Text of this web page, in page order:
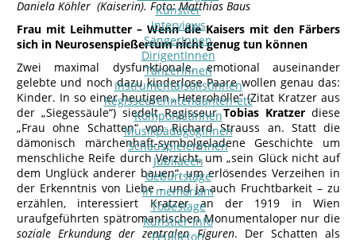
Künstler
Interviews
SängerInnen
DirigentInnen
TänzerInnen
InstrumentalsolistInnen
Regisseure/Intendanten-etc
KomponistInnen
MusikpädagogInnen
SchauspielerInnen
Jubilaeen
Geburtstage
In memoriam
Todestage
Künstler-Info
Feuilleton
Daniela Köhler (Kaiserin). Foto: Matthias Baus
Frau mit Leihmutter – Wenn die Kaisers mit den Färbers
sich in Neurosenspießertum nicht genug tun können
Zwei maximal dysfunktionale, emotional auseinander
gelebte und noch dazu kinderlose Paare wollen genau das:
Kinder. In so einer heutigen „Heterohölle“ (Zitat Kratzer aus
der „Siegessäule“) siedelt RegisseurTobias Kratzer diese
„Frau ohne Schatten“ von Richard Strauss an. Statt die
dämonisch märchenhaft-symbolgeladene Geschichte um
menschliche Reife durch Verzicht, um „sein Glück nicht auf
dem Unglück anderer bauen“, um erlösendes Verzeihen in
der Erkenntnis von Liebe – und ja auch Fruchtbarkeit – zu
erzählen, interessiert Kratzer an der 1919 in Wien
uraufgeführten spätromantischen Monumentaloper nur die
soziale Erkundung der zentralen Figuren. Der Schatten als